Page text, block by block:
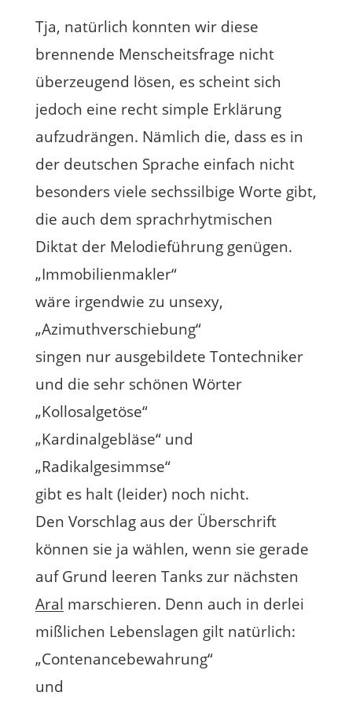
Tja, natürlich konnten wir diese
brennende Menscheitsfrage nicht
überzeugend lösen, es scheint sich
jedoch eine recht simple Erklärung
aufzudrängen. Nämlich die, dass es in
der deutschen Sprache einfach nicht
besonders viele sechssilbige Worte gibt,
die auch dem sprachrhytmischen
Diktat der Melodieführung genügen.
„Immobilienmakler“
wäre irgendwie zu unsexy,
„Azimuthverschiebung“
singen nur ausgebildete Tontechniker
und die sehr schönen Wörter
„Kollosalgetöse“
„Kardinalgebläse“ und
„Radikalgesimmse“
gibt es halt (leider) noch nicht.
Den Vorschlag aus der Überschrift
können sie ja wählen, wenn sie gerade
auf Grund leeren Tanks zur nächsten
Aral marschieren. Denn auch in derlei
mißlichen Lebenslagen gilt natürlich:
„Contenancebewahrung“
und